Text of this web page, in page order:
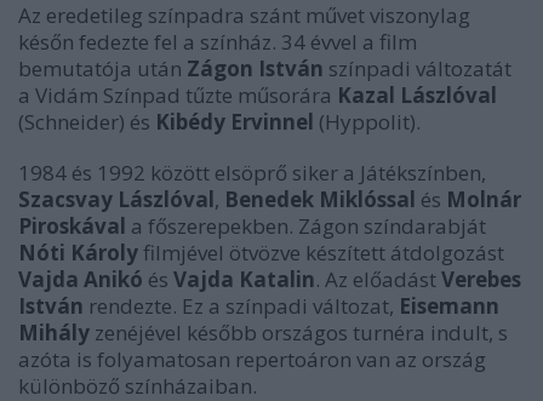
Az eredetileg színpadra szánt művet viszonylag
későn fedezte fel a színház. 34 évvel a film
bemutatója után Zágon István színpadi változatát
a Vidám Színpad tűzte műsorára Kazal Lászlóval
(Schneider) és Kibédy Ervinnel (Hyppolit).
1984 és 1992 között elsöprő siker a Játékszínben,
Szacsvay Lászlóval, Benedek Miklóssal és Molnár
Piroskával a főszerepekben. Zágon színdarabját
Nóti Károlyfilmjével ötvözve készített átdolgozást
Vajda Anikó és Vajda Katalin. Az előadástVerebes
István rendezte. Ez a színpadi változat, Eisemann
Mihály zenéjével később országos turnéra indult, s
azóta is folyamatosan repertoáron van az ország
különböző színházaiban.